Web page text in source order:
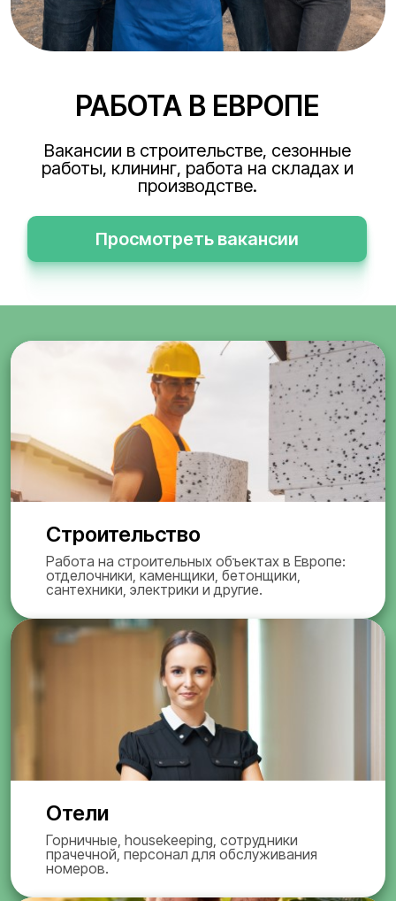
РАБОТА В ЕВРОПЕ
Вакансии в строительстве, сезонные
работы, клининг, работа на складах и
производстве.
Просмотреть вакансии
Строительство
Работа на строительных объектах в Европе:
отделочники, каменщики, бетонщики,
сантехники, электрики и другие.
Отели
Горничные, housekeeping, сотрудники
прачечной, персонал для обслуживания
номеров.